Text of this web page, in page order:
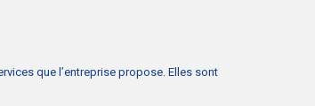
que l’entreprise propose. Elles sont